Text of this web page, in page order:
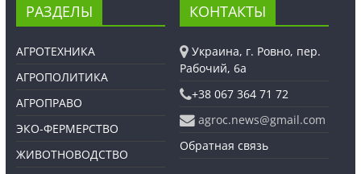
РАЗДЕЛЫ
АГРОТЕХНИКА
АГРОПОЛИТИКА
АГРОПРАВО
ЭКО-ФЕРМЕРСТВО
ЖИВОТНОВОДСТВО
КОНТАКТЫ
Украина, г. Ровно, пер.
Рабочий, 6а
+38 067 364 71 72
agroc.news@gmail.com
Обратная связь